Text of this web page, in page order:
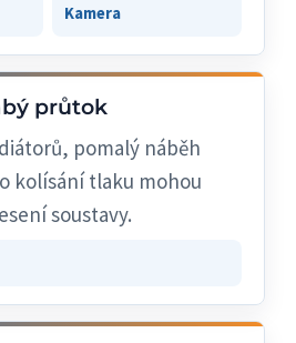
Kamera
průtok
pomalý náběh
kolísání tlaku mohou
soustavy.